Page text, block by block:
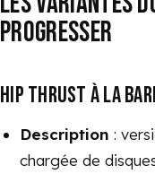
PROGRESSER
HIP THRUST À LA
Description :
chargée de